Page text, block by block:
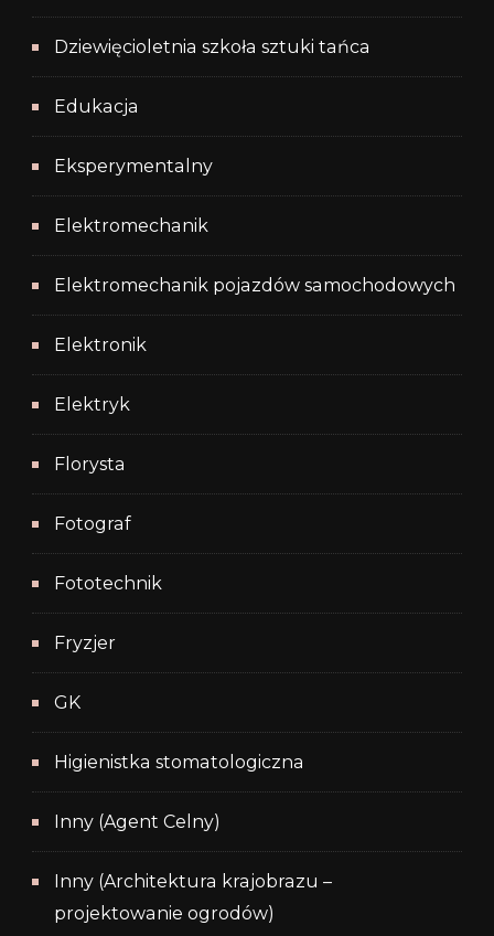
Dziewięcioletnia szkoła sztuki tańca
Edukacja
Eksperymentalny
Elektromechanik
Elektromechanik pojazdów samochodowych
Elektronik
Elektryk
Florysta
Fotograf
Fototechnik
Fryzjer
GK
Higienistka stomatologiczna
Inny (Agent Celny)
Inny (Architektura krajobrazu –
projektowanie ogrodów)